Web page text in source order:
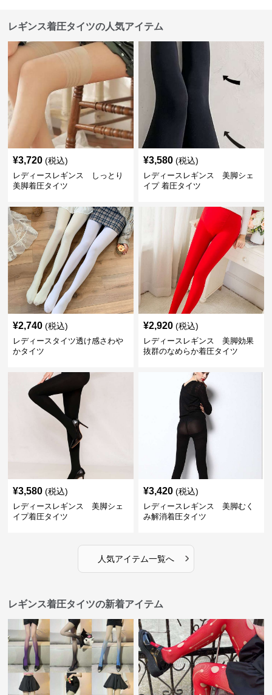
レギンス着圧タイツの人気アイテム
¥3,720 (税込)
レディースレギンス しっとり
美脚着圧タイツ
¥3,580 (税込)
レディースレギンス 美脚シェ
イプ 着圧タイツ
¥2,740 (税込)
レディースタイツ透け感さわや
かタイツ
¥2,920 (税込)
レディースレギンス 美脚効果
抜群のなめらか着圧タイツ
¥3,580 (税込)
レディースレギンス 美脚シェ
イプ着圧タイツ
¥3,420 (税込)
レディースレギンス 美脚むく
み解消着圧タイツ
人気アイテム一覧へ ›
レギンス着圧タイツの新着アイテム